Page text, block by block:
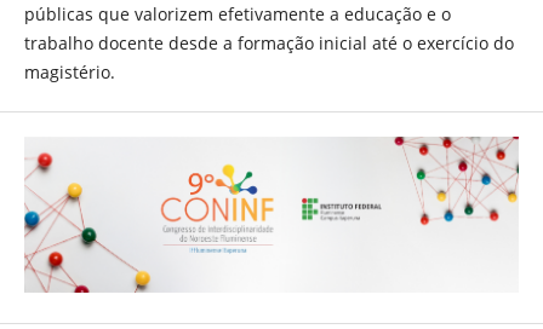
públicas que valorizem efetivamente a educação e o
trabalho docente desde a formação inicial até o exercício do
magistério.